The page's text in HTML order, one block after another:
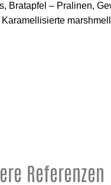
Bratapfel – Pralinen,
Referenzen